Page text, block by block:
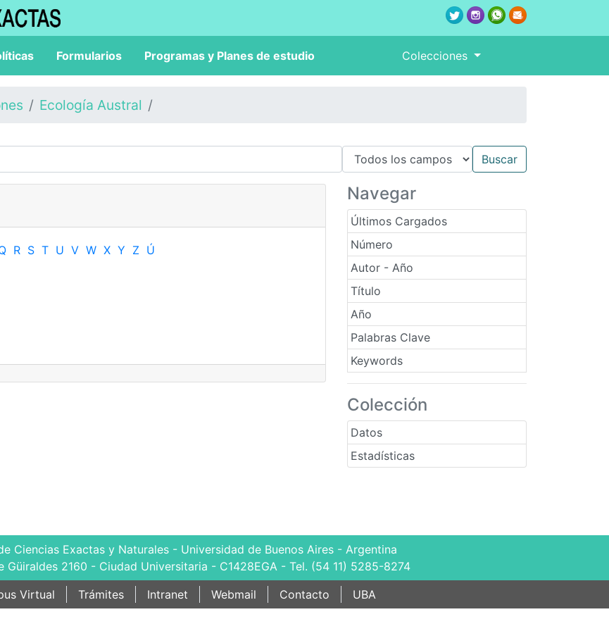
Formularios Programas y Planes de estudio Colecciones
Ecología Austral
Navegar
Últimos Cargados
Número
Autor - Año
Título
Año
Palabras Clave
Keywords
Colección
Datos
Estadísticas
R S T U V W X Y Z Ú
Ciencias Exactas y Naturales - Universidad de Buenos Aires - Argentina
Güiraldes 2160 - Ciudad Universitaria - C1428EGA - Tel. (54 11) 5285-8274
Virtual Trámites Intranet Webmail Contacto UBA